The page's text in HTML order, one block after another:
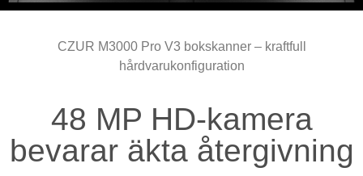
CZUR M3000 Pro V3 bokskanner – kraftfull
hårdvarukonfiguration
48 MP HD-kamera
bevarar äkta återgivning